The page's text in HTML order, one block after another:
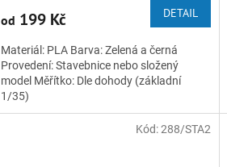
od 199 Kč DETAIL
Materiál: PLA Barva: Zelená a černá
Provedení: Stavebnice nebo složený
model Měřítko: Dle dohody (základní
1/35)
Kód:288/STA2